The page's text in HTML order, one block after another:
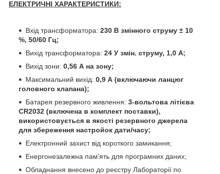
ЕЛЕКТРИЧНІ ХАРАКТЕРИСТИКИ:
Вхід трансформатора: 230 В змінного струму ± 10
%, 50/60 Гц;
Вихід трансформатора: 24 У змін. струму, 1,0 А;
Вихід зони: 0,56 А на зону;
Максимальний вихід: 0,9 А (включаючи ланцюг
головного клапана);
Батарея резервного живлення: 3-вольтова літієва
CR2032 (включена в комплект поставки),
використовується в якості резервного джерела
для збереження настройок дати/часу;
Електронний захист від короткого замикання;
Енергонезалежна пам'ять для програмних даних;
Обладнання внесено до реєстру Лабораторії по